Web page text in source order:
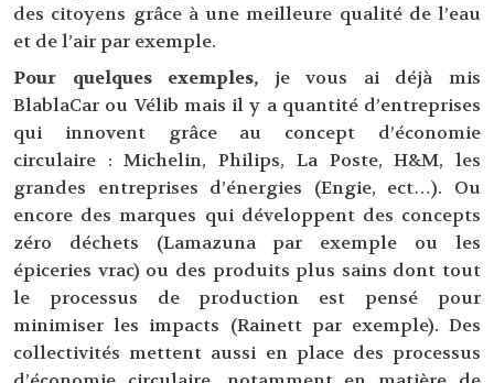
des citoyens grâce à une meilleure qualité de l’eau
et de l’air par exemple.
Pour quelques exemples, je vous ai déjà mis
BlablaCar ou Vélib mais il y a quantité d’entreprises
qui innovent grâce au concept d’économie
circulaire : Michelin, Philips, La Poste, H&M, les
grandes entreprises d’énergies (Engie, ect…). Ou
encore des marques qui développent des concepts
zéro déchets (Lamazuna par exemple ou les
épiceries vrac) ou des produits plus sains dont tout
le processus de production est pensé pour
minimiser les impacts (Rainett par exemple). Des
collectivités mettent aussi en place des processus